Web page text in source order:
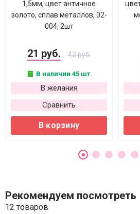
1,5мм, цвет античное
золото, сплав металлов, 02-
004, 2шт
21 руб. 42 руб.
В наличии 45 шт.
В желания
Сравнить
В корзину
Рекомендуем посмотреть
12 товаров